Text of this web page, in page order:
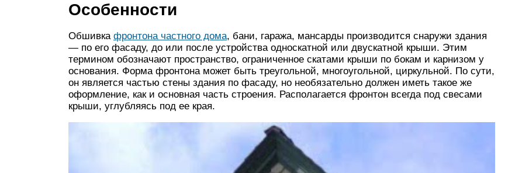
Особенности
Обшивка фронтона частного дома, бани, гаража, мансарды производится снаружи здания
— по его фасаду, до или после устройства односкатной или двускатной крыши. Этим
термином обозначают пространство, ограниченное скатами крыши по бокам и карнизом у
основания. Форма фронтона может быть треугольной, многоугольной, циркульной. По сути,
он является частью стены здания по фасаду, но необязательно должен иметь такое же
оформление, как и основная часть строения. Располагается фронтон всегда под свесами
крыши, углубляясь под ее края.